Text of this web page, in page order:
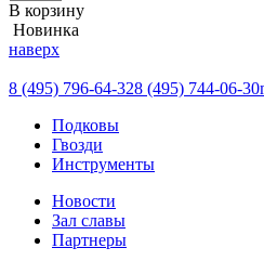
В корзину
Новинка
наверх
8 (495) 796-64-328 (495) 744-06-30
Подковы
Гвозди
Инструменты
Новости
Зал славы
Партнеры